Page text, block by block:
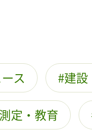
ス 建設
定・教育